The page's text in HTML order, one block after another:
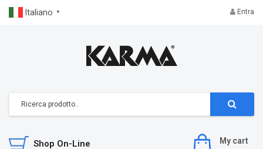
Italiano ▼ Entra
My cart
Shop On-Line